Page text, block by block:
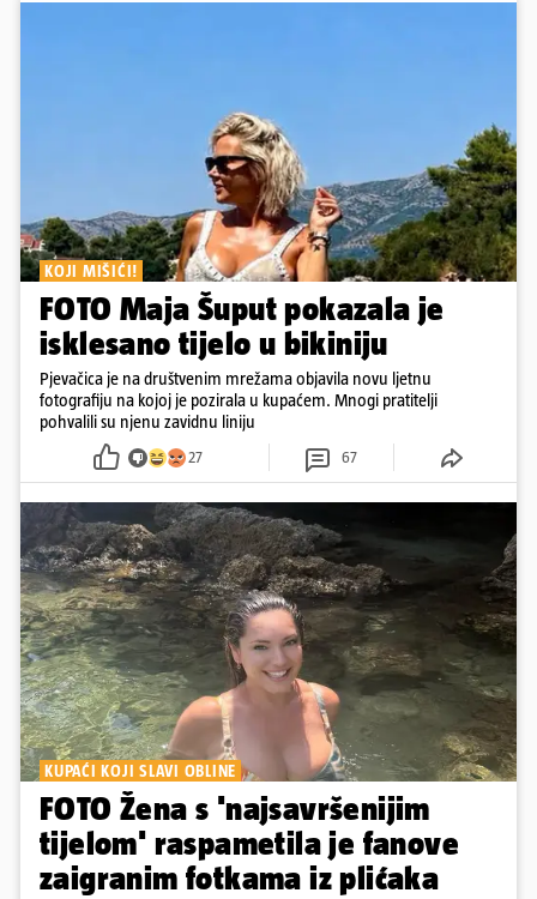
KOJI MIŠIĆI!
FOTO Maja Šuput pokazala je
isklesano tijelo u bikiniju
Pjevačica je na društvenim mrežama objavila novu ljetnu
fotografiju na kojoj je pozirala u kupaćem. Mnogi pratitelji
pohvalili su njenu zavidnu liniju
27 67
KUPAĆI KOJI SLAVI OBLINE
FOTO Žena s 'najsavršenijim
tijelom' raspametila je fanove
zaigranim fotkama iz plićaka